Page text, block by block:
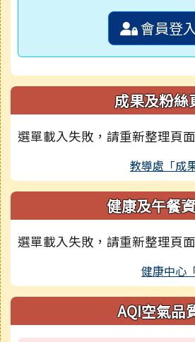
會員登
成果及粉絲
選單載入失敗，請重新整理頁面
教導處「成
健康及午餐
選單載入失敗，請重新整理頁面
健康中心
AQI空氣品